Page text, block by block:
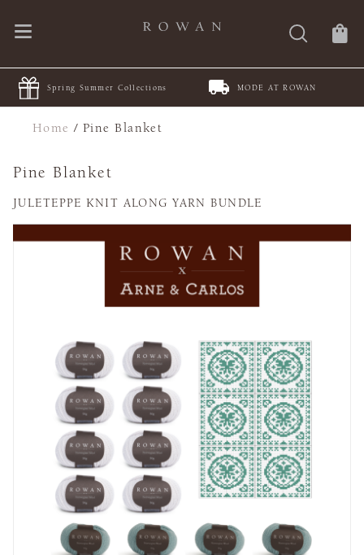
Spring Summer Collections MODE AT ROWAN
Home /Pine Blanket
Pine Blanket
JULETEPPE KNIT ALONG YARN BUNDLE